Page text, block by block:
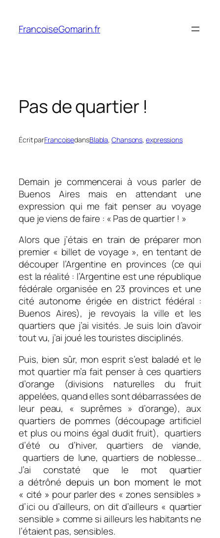
contenu
FrancoiseGomarin.fr
Pas de quartier !
Écrit parFrancoisedansBlabla, Chansons, expressions
Demain je commencerai à vous parler de
Buenos Aires mais en attendant une
expression qui me fait penser au voyage
que je viens de faire : « Pas de quartier ! »
Alors que j’étais en train de préparer mon
premier « billet de voyage », en tentant de
découper l’Argentine en provinces (ce qui
est la réalité : l’Argentine est une république
fédérale organisée en 23 provinces et une
cité autonome érigée en district fédéral :
Buenos Aires), je revoyais la ville et les
quartiers que j’ai visités. Je suis loin d’avoir
tout vu, j’ai joué les touristes disciplinés.
Puis, bien sûr, mon esprit s’est baladé et le
mot quartier m’a fait penser à ces quartiers
d’orange (divisions naturelles du fruit
appelées, quand elles sont débarrassées de
leur peau, « suprêmes » d’orange), aux
quartiers de pommes (découpage artificiel
et plus ou moins égal dudit fruit), quartiers
d’été ou d’hiver, quartiers de viande,
quartiers de lune, quartiers de noblesse…
J’ai constaté que le mot quartier
a détrôné depuis un bon moment le mot
« cité » pour parler des « zones sensibles »
d’ici ou d’ailleurs, on dit d’ailleurs « quartier
sensible » comme si ailleurs les habitants ne
l’étaient pas, sensibles.